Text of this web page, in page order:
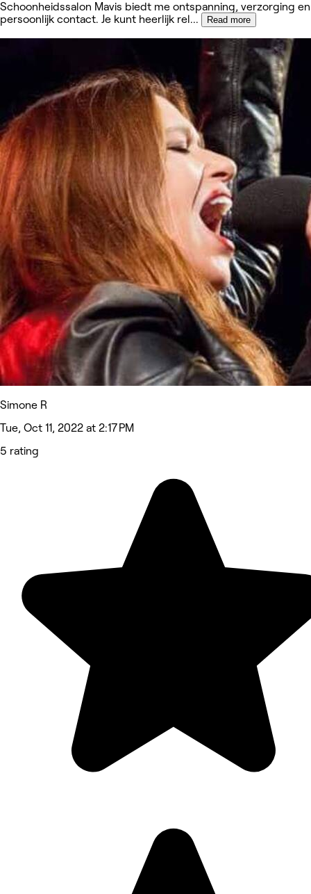
Schoonheidssalon Mavis biedt me ontspanning, verzorging en
persoonlijk contact. Je kunt heerlijk rel... Read more
Simone R
Tue, Oct 11, 2022 at 2:17 PM
5 rating